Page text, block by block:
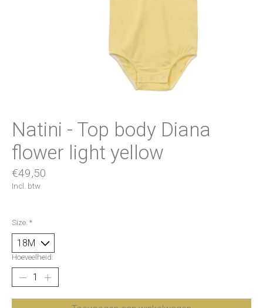
Natini - Top body Diana
flower light yellow
€49,50
Incl. btw
Size: *
Hoeveelheid: